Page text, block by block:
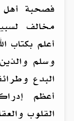
فصحبة أهل
مخالف
أعلم بكتاب
وسلم
البدع
أعظم
القلوب